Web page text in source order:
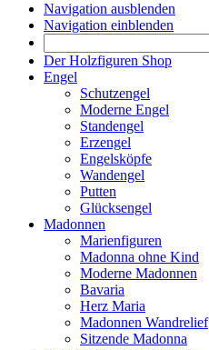
Navigation ausblenden
Navigation einblenden
Der Holzfiguren Shop
Engel
Schutzengel
Moderne Engel
Standengel
Erzengel
Engelsköpfe
Wandengel
Putten
Glücksengel
Madonnen
Marienfiguren
Madonna ohne Kind
Moderne Madonnen
Bavaria
Herz Maria
Madonnen Wandrelief
Sitzende Madonna